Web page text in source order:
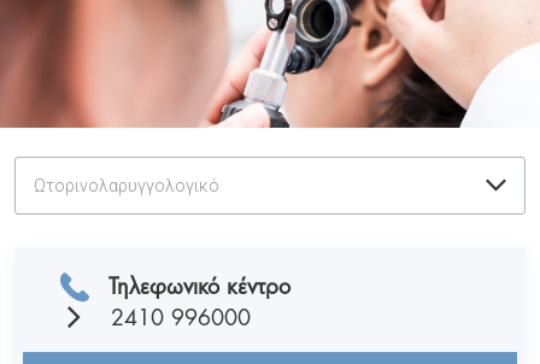
Ωτορινολαρυγγολογικό
Τηλεφωνικό κέντρο
2410 996000